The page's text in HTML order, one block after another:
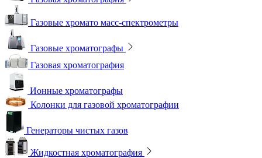
Газовые хромато масс-спектрометры
Газовые хроматографы
Газовая хроматография
Ионные хроматографы
Колонки для газовой хроматографии
Генераторы чистых газов
Жидкостная хроматография